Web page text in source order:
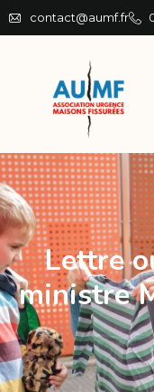
contact@aumf.fr
Lettre
ministre